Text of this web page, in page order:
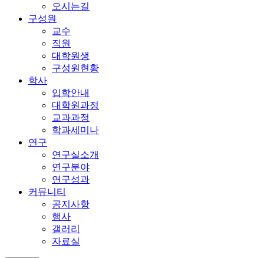
오시는길
구성원
교수
직원
대학원생
구성원현황
학사
입학안내
대학원과정
교과과정
학과세미나
연구
연구실소개
연구분야
연구성과
커뮤니티
공지사항
행사
갤러리
자료실